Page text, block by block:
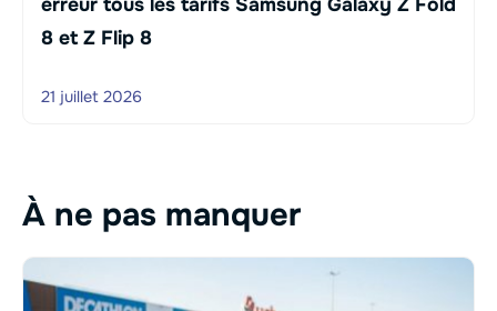
8 et Z Flip 8
21 juillet 2026
À ne pas manquer